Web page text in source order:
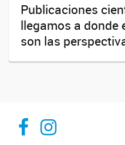
Publicaciones
llegamos a donde
son las
Inibioma-Conicet/Unco